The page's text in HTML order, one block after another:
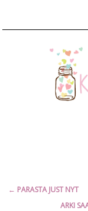
Artikkelien
← PARASTA JUST NYT
ARKI